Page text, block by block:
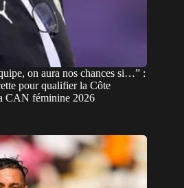
on aura nos chances si…” :
pour qualifier la Côte
CAN féminine 2026